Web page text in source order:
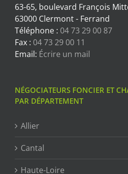
63-65, boulevard François
63000 Clermont - Ferrand
Téléphone : 04 73 29 00 87
Fax : 04 73 29 00 11
Email: Écrire un mail
NÉGOCIATEURS FONCIER ET
PAR DÉPARTEMENT
Allier
Cantal
Haute-Loire